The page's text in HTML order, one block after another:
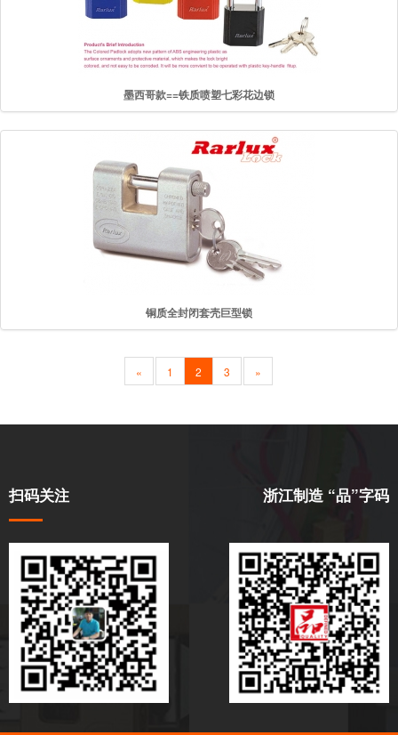
墨西哥款==铁质喷塑七彩花边锁
铜质全封闭套壳巨型锁
« 1 2 3 »
扫码关注 浙江制造 “品”字码